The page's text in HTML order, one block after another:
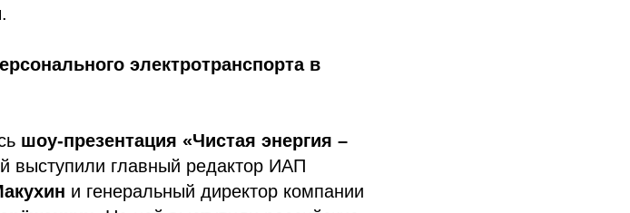
электротранспорта в
шоу-презентация «Чистая энергия –
выступили главный редактор ИАП
и генеральный директор компании